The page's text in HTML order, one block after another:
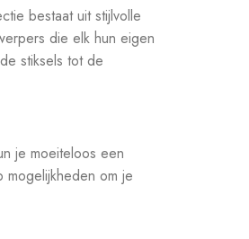
bestaat uit stijlvolle
die elk hun eigen
stiksels tot de
je moeiteloos een
om je